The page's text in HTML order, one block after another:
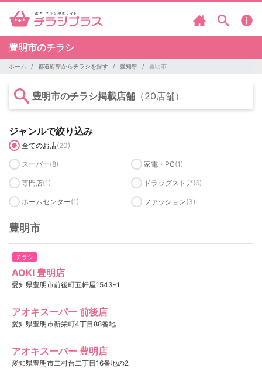
豊明市のチラシ
ホーム 都道府県からチラシを探す 愛知県 豊明市
豊明市のチラシ掲載店舗 （20店舗）
ジャンルで絞り込み
全てのお店(20)
スーパー(8) 家電・PC(1)
専門店(1) ドラッグストア(6)
ホームセンター(1) ファッション(3)
豊明市
チラシ
AOKI 豊明店
愛知県豊明市前後町五軒屋1543-1
アオキスーパー 前後店
愛知県豊明市新栄町4丁目88番地
アオキスーパー 豊明店
愛知県豊明市二村台二丁目16番地の2